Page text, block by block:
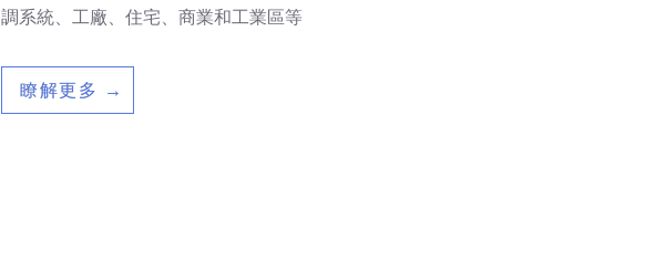
調系統、工廠、住宅、商業和工業區等
瞭解更多 →